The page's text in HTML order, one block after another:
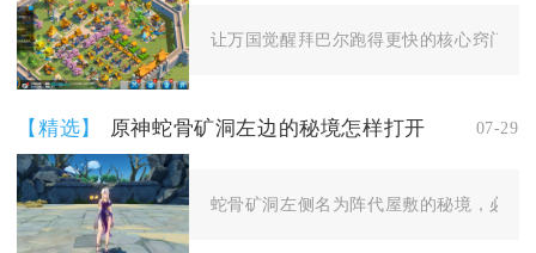
让万国觉醒拜巴尔跑得更快的核心窍门，
【精选】 原神蛇骨矿洞左边的秘境怎样打开 07-29
蛇骨矿洞左侧名为阵代屋敷的秘境，必须